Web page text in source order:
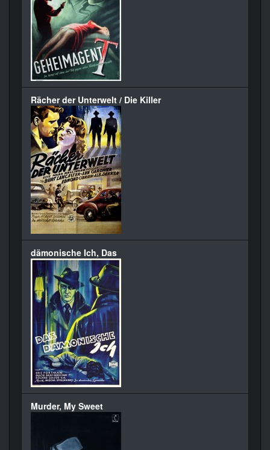
Rächer der Unterwelt / Die Killer
dämonische Ich, Das
Murder, My Sweet